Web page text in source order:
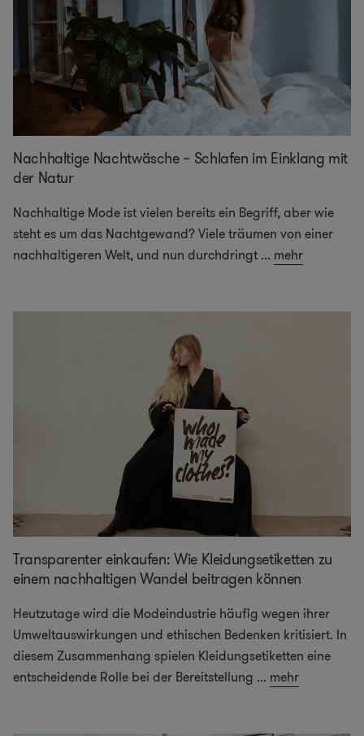
Nachhaltige Nachtwäsche – Schlafen im Einklang mit
der Natur
Nachhaltige Mode ist vielen bereits ein Begriff, aber wie
steht es um das Nachtgewand? Viele träumen von einer
nachhaltigeren Welt, und nun durchdringt ... mehr
Transparenter einkaufen: Wie Kleidungsetiketten zu
einem nachhaltigen Wandel beitragen können
Heutzutage wird die Modeindustrie häufig wegen ihrer
Umweltauswirkungen und ethischen Bedenken kritisiert. In
diesem Zusammenhang spielen Kleidungsetiketten eine
entscheidende Rolle bei der Bereitstellung ... mehr